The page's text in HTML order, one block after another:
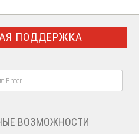
ПОДДЕРЖКА
ВОЗМОЖНОСТИ